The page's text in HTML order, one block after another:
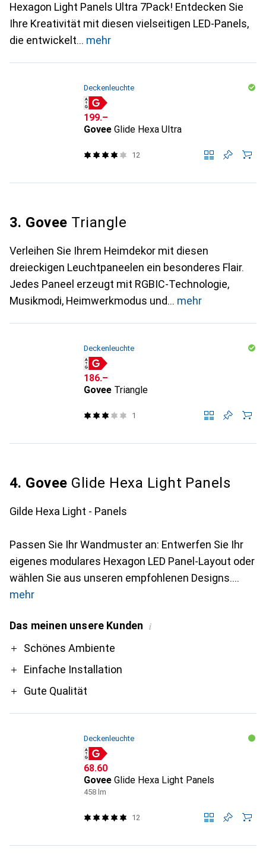
Hexagon Light Panels Ultra 7Pack! Entdecken Sie
Ihre Kreativität mit diesen vielseitigen LED-Panels,
die entwickelt
mehr
Deckenleuchte
CHF
199.–
Govee Glide Hexa Ultra
12
3. Govee Triangle
Verleihen Sie Ihrem Heimdekor mit diesen
dreieckigen Leuchtpaneelen ein besonderes Flair.
Jedes Paneel erzeugt mit RGBIC-Technologie,
Musikmodi, Heimwerkmodus und
mehr
Deckenleuchte
CHF
186.–
Govee Triangle
1
4. Govee Glide Hexa Light Panels
Gilde Hexa Light - Panels
Passen Sie Ihr Wandmuster an: Entwerfen Sie Ihr
eigenes modulares Hexagon LED Panel-Layout oder
wählen Sie aus unseren empfohlenen Designs.
mehr
Das meinen unsere Kunden i
ProSchönes Ambiente
Einfache Installation
Gute Qualität
Deckenleuchte
CHF
68.60
Govee Glide Hexa Light Panels
458 lm
12